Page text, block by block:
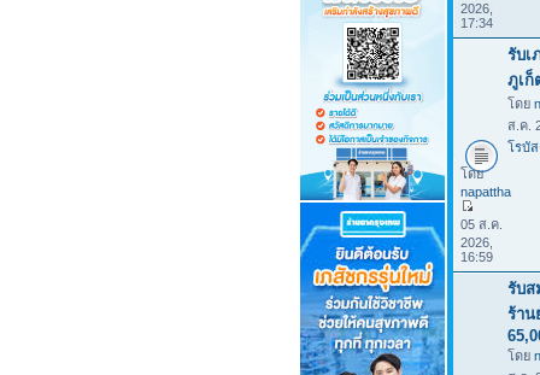
2026,
17:34
รับเ
ภูเก็
โดย
ส.ค.
โรบั
โดย
napattha
05 ส.ค.
2026,
16:59
รับส
ร้าน
โดย